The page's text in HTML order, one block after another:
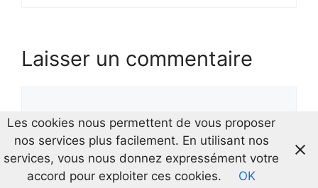
Laisser un commentaire
Les cookies nous permettent de vous proposer
nos services plus facilement. En utilisant nos
services, vous nous donnez expressément votre
accord pour exploiter ces cookies.
OK